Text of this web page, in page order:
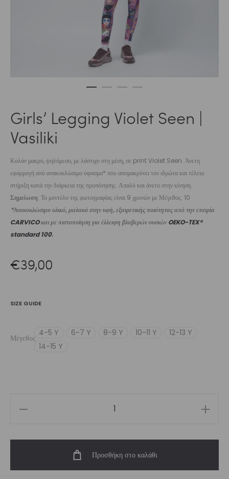
Girls’ Legging Violet Seen |
Vasiliki
Κολάν μακρύ, ψηλόμεσο, με λάστιχο στη μέση, σε print Violet Seen. Άνετη
εφαρμογή από ανακυκλώσιμο ύφασμα* που απομακρύνει τον ιδρώτα και τέλεια
στήριξη κατά την διάρκεια της προπόνησης. Απαλό και άνετο στην κίνηση.
Σημείωση: Το μοντέλο της φωτογραφίας είναι 9 χρονών με Μέγεθος: 10
*Ανακυκλώσιμο υλικό, μαλακό στην υφή, εξαιρετικής ποιότητας από την εταιρία
CARVICOκαι με πιστοποίηση για έλλειψη βλαβερών ουσιών OEKO-TEX®
standard 100.
€39,00
SIZE GUIDE
Μέγεθος
4-5 Y 6-7 Y 8-9 Y 10-11 Y
12-13 Y
14-15 Y
|
Προσθήκη στο καλάθι